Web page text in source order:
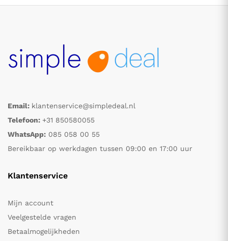
Email: klantenservice@simpledeal.nl
Telefoon: +31 850580055
WhatsApp: 085 058 00 55
Bereikbaar op werkdagen tussen 09:00 en 17:00 uur
Klantenservice
Mijn account
Veelgestelde vragen
Betaalmogelijkheden